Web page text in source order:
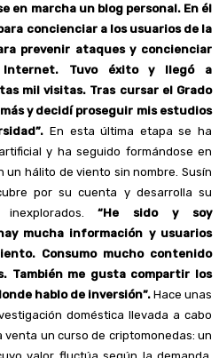
en marcha un blog personal. En él
concienciar a los usuarios de la
prevenir ataques y concienciar
Tuvo éxito y llegó a
mil visitas. Tras cursar el Grado
y decidí proseguir mis estudios
En esta última etapa se ha
y ha seguido formándose en
un hálito de viento sin nombre. Susín
por su cuenta y desarrolla su
“He sido y soy
mucha información y usuarios
Consumo mucho contenido
También me gusta compartir los
hablo de inversión”.Hace unas
doméstica llevada a cabo
venta un curso de criptomonedas: un